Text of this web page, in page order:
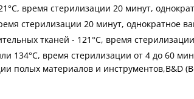
время стерилизации 20 минут,
стерилизации 20 минут, однократное
тканей - 121°С, время
134°С, время стерилизации от 4 до 60
полых материалов и инструментов,B&D